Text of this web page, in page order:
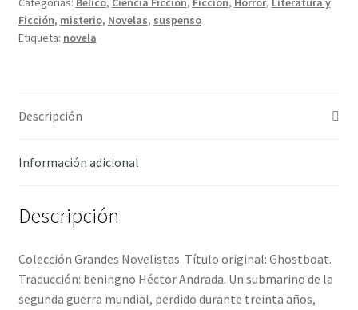
George
E.
y
cantidad
Ficción, misterio, Novelas, suspenso
Etiqueta: novela
Descripción
Información adicional
Descripción
Colección Grandes Novelistas. Título original: Ghostboat.
Traducción: beningno Héctor Andrada. Un submarino de la
segunda guerra mundial, perdido durante treinta años,